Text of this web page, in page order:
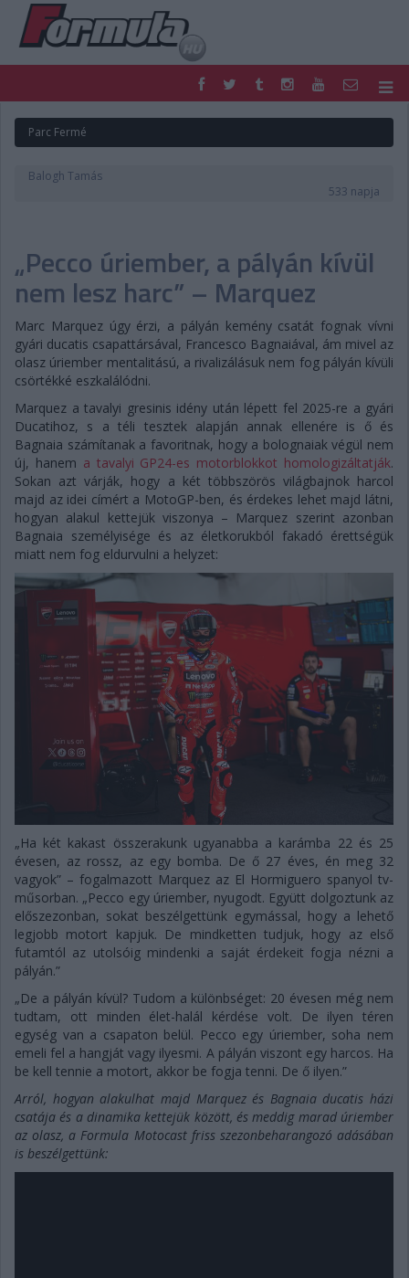
FORMULA
MOTOR
NEMZETKÖZI
DIGITÁLIS MAGAZIN
PONTÁLLÁSOK
VERSENYNAPTÁRAK
Parc Fermé
Balogh Tamás
533 napja
„Pecco úriember, a pályán kívül
nem lesz harc” – Marquez
Marc Marquez úgy érzi, a pályán kemény csatát fognak vívni
gyári ducatis csapattársával, Francesco Bagnaiával, ám mivel az
olasz úriember mentalitású, a rivalizálásuk nem fog pályán kívüli
csörtékké eszkalálódni.
Marquez a tavalyi gresinis idény után lépett fel 2025-re a gyári
Ducatihoz, s a téli tesztek alapján annak ellenére is ő és
Bagnaia számítanak a favoritnak, hogy a bolognaiak végül nem
új, hanem a tavalyi GP24-es motorblokkot homologizáltatják.
Sokan azt várják, hogy a két többszörös világbajnok harcol
majd az idei címért a MotoGP-ben, és érdekes lehet majd látni,
hogyan alakul kettejük viszonya – Marquez szerint azonban
Bagnaia személyisége és az életkorukból fakadó érettségük
miatt nem fog eldurvulni a helyzet:
„Ha két kakast összerakunk ugyanabba a karámba 22 és 25
évesen, az rossz, az egy bomba. De ő 27 éves, én meg 32
vagyok” – fogalmazott Marquez az El Hormiguero spanyol tv-
műsorban. „Pecco egy úriember, nyugodt. Együtt dolgoztunk az
előszezonban, sokat beszélgettünk egymással, hogy a lehető
legjobb motort kapjuk. De mindketten tudjuk, hogy az első
futamtól az utolsóig mindenki a saját érdekeit fogja nézni a
pályán.”
„De a pályán kívül? Tudom a különbséget: 20 évesen még nem
tudtam, ott minden élet-halál kérdése volt. De ilyen téren
egység van a csapaton belül. Pecco egy úriember, soha nem
emeli fel a hangját vagy ilyesmi. A pályán viszont egy harcos. Ha
be kell tennie a motort, akkor be fogja tenni. De ő ilyen.”
Arról, hogyan alakulhat majd Marquez és Bagnaia ducatis házi
csatája és a dinamika kettejük között, és meddig marad úriember
az olasz, a Formula Motocast friss szezonbeharangozó adásában
is beszélgettünk: